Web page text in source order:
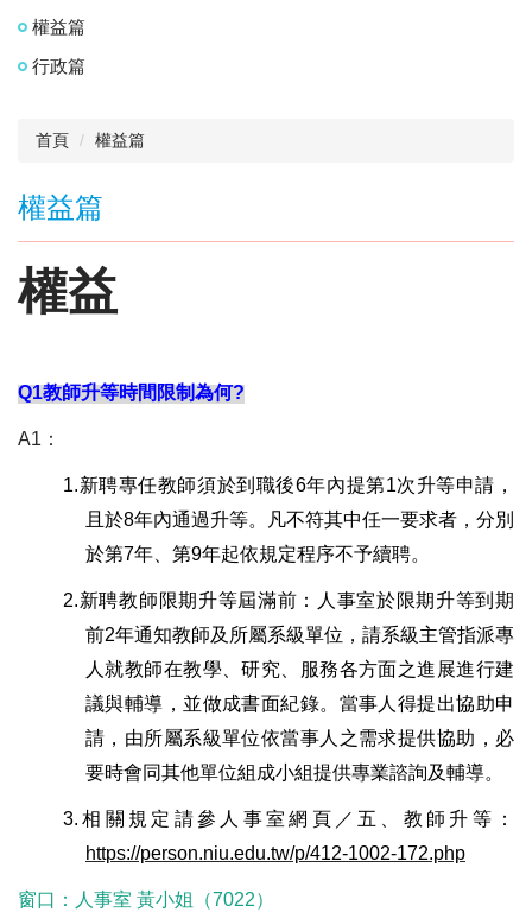
權益篇
行政篇
首頁 權益篇
權益篇
權益
Q1教師升等時間限制為何?
A1 ：
1.新聘專任教師須於到職後6年內提第1次升等申請，
且於8年內通過升等。凡不符其中任一要求者，分別
於第7年、第9年起依規定程序不予續聘。
2.新聘教師限期升等屆滿前：人事室於限期升等到期
前2年通知教師及所屬系級單位，請系級主管指派專
人就教師在教學、研究、服務各方面之進展進行建
議與輔導，並做成書面紀錄。當事人得提出協助申
請，由所屬系級單位依當事人之需求提供協助，必
要時會同其他單位組成小組提供專業諮詢及輔導。
3. 相關規定請參人事室網頁／五、教師升等：
https://person.niu.edu.tw/p/412-1002-172.php
窗口：人事室 黃小姐（7022）